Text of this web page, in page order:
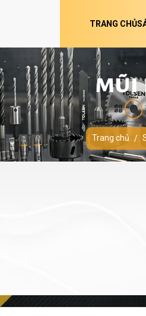
TRANG CHỦ
MŨI
Trang chủ /